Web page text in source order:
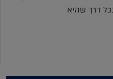
דרך שהיא